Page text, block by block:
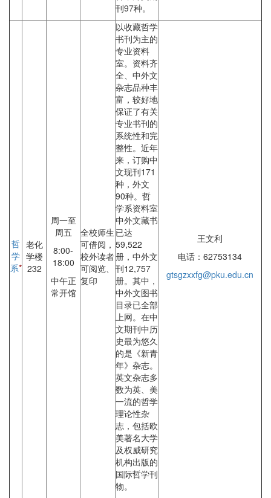
刊97种。
哲
学
系*
老化
学楼
232
周一至
周五
8:00-
18:00
中午正
常开馆
全校师生
可借阅，
校外读者
可阅览、
复印
以收藏哲学
书刊为主的
专业资料
室。资料齐
全、中外文
杂志品种丰
富，较好地
保证了有关
专业书刊的
系统性和完
整性。近年
来，订购中
文现刊171
种，外文
90种。哲
学系资料室
中外文藏书
已达
59,522
册，中外文
刊12,757
册。其中，
中外文图书
目录已全部
上网。在中
文期刊中历
史最为悠久
的是《新青
年》杂志。
英文杂志多
数为英、美
一流的哲学
理论性杂
志，包括欧
美著名大学
及权威研究
机构出版的
国际哲学刊
物。
王文利
电话：62753134
gtsgzxxfg@pku.edu.cn